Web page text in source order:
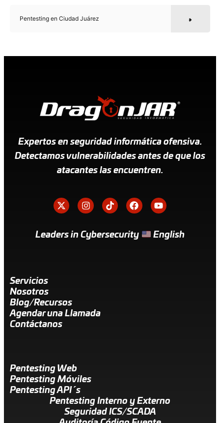
Pentesting en Ciudad Juárez
Expertos en seguridad informática ofensiva.
Detectamos vulnerabilidades antes de que los
atacantes las encuentren.
Leaders in Cybersecurity English
Servicios
Nosotros
Blog/Recursos
Agendar una Llamada
Contáctanos
Pentesting Web
Pentesting Móviles
Pentesting API´s
Pentesting Interno y Externo
Seguridad ICS/SCADA